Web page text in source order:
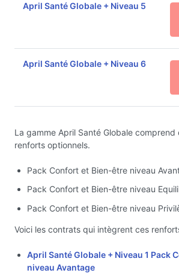
April Santé Globale + Niveau 5
April Santé Globale + Niveau 6
La gamme April Santé Globale comprend
renforts optionnels.
Pack Confort et Bien-être niveau
Pack Confort et Bien-être niveau
Pack Confort et Bien-être niveau
Voici les contrats qui intègrent ces
April Santé Globale + Niveau 1 Pack
niveau Avantage